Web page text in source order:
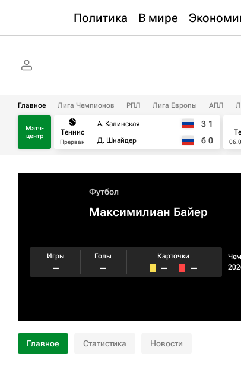
Политика В мире
Главное Лига Чемпионов РПЛ Лига Европы АПЛ
Матч-
центр
Теннис
Прерван
А. Калинская
Д. Шнайдер
3 1
6 0
Футбол
Максимилиан Байер
Игры
–
Голы
–
Карточки
– –
Главное Статистика Новости